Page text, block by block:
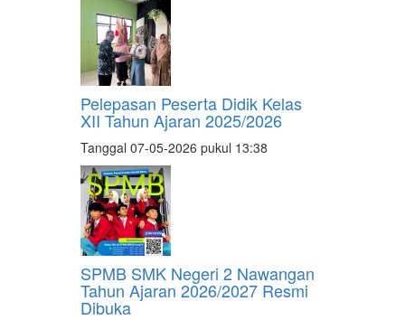
Pelepasan Peserta Didik Kelas
XII Tahun Ajaran 2025/2026
Tanggal 07-05-2026 pukul 13:38
SPMB SMK Negeri 2 Nawangan
Tahun Ajaran 2026/2027 Resmi
Dibuka